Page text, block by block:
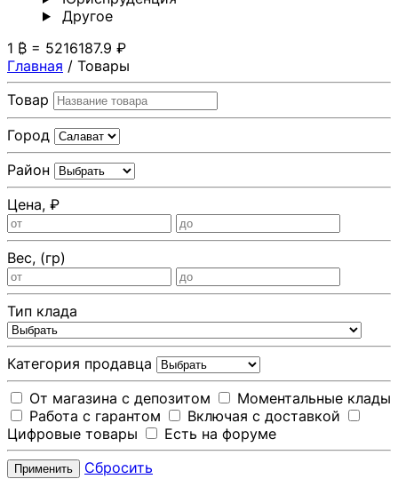
Другoе
1 ₿ = 5216187.9 ₽
Главная / Товары
Товар
Город
Район
Цена, ₽
Вес, (гр)
Тип клада
Категория продавца
От магазина с депозитом
Моментальные клады
Работа с гарантом
Включая с доставкой
Цифровые товары
Есть на форуме
Применить Сбросить